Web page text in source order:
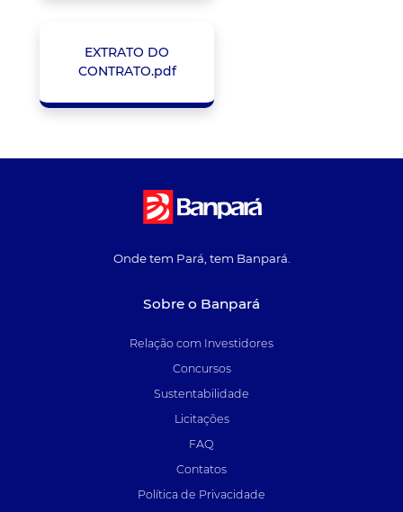
EXTRATO DO
CONTRATO.pdf
Onde tem Pará, tem Banpará.
Sobre o Banpará
Relação com Investidores
Concursos
Sustentabilidade
Licitações
FAQ
Contatos
Política de Privacidade